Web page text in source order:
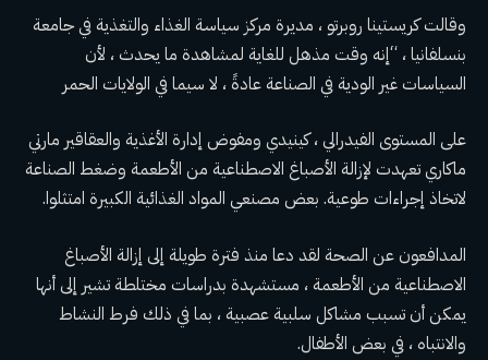
وقالت كريستينا روبرتو ، مديرة مركز سياسة الغذاء والتغذية في جامعة
بنسلفانيا ، “إنه وقت مذهل للغاية لمشاهدة ما يحدث ، لأن
السياسات غير الودية في الصناعة عادةً ، لا سيما في الولايات الحمر
على المستوى الفيدرالي ، كينيدي ومفوض إدارة الأغذية والعقاقير مارتي
ماكاري تعهدت لإزالة الأصباغ الاصطناعية من الأطعمة وضغط الصناعة
لاتخاذ إجراءات طوعية. بعض مصنعي المواد الغذائية الكبيرة امتثلوا.
المدافعون عن الصحة لقد دعا منذ فترة طويلة إلى إزالة الأصباغ
الاصطناعية من الأطعمة ، مستشهدة بدراسات مختلطة تشير إلى أنها
يمكن أن تسبب مشاكل سلبية عصبية ، بما في ذلك فرط النشاط
والانتباه ، في بعض الأطفال.